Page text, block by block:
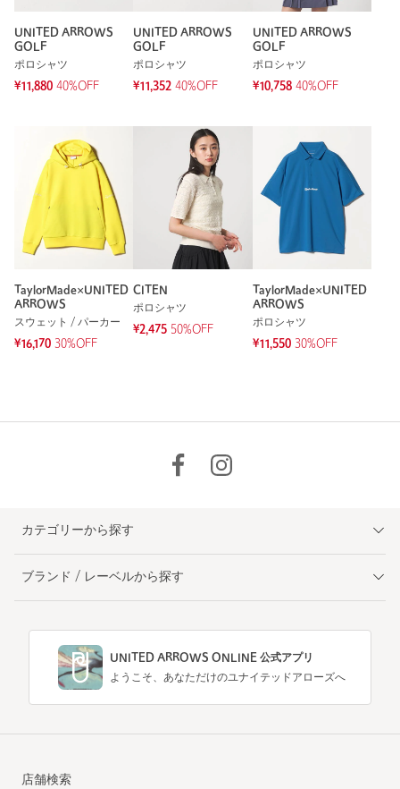
UNITED ARROWS
GOLF
ポロシャツ
¥11,880 40%OFF
UNITED ARROWS
GOLF
ポロシャツ
¥11,352 40%OFF
UNITED ARROWS
GOLF
ポロシャツ
¥10,758 40%OFF
TaylorMade×UNITED
ARROWS
スウェット / パーカー
¥16,170 30%OFF
CITEN
ポロシャツ
¥2,475 50%OFF
TaylorMade×UNITED
ARROWS
ポロシャツ
¥11,550 30%OFF
カテゴリーから探す
ブランド / レーベルから探す
UNITED ARROWS ONLINE 公式アプリ
ようこそ、あなただけのユナイテッドアローズへ
店舗検索